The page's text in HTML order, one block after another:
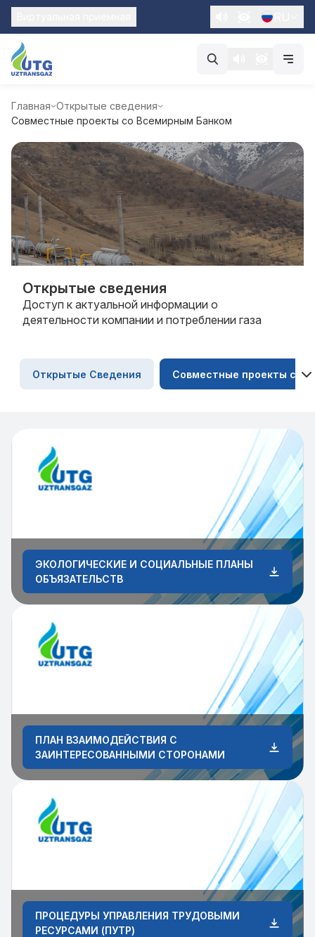
Главная Открытые сведения
Совместные проекты со Всемирным Банком
Открытые сведения
Доступ к актуальной информации о
деятельности компании и потреблении газа
Открытые Сведения Совместные проекты со
ЭКОЛОГИЧЕСКИЕ И СОЦИАЛЬНЫЕ ПЛАНЫ
ОБЪЯЗАТЕЛЬСТВ
ПЛАН ВЗАИМОДЕЙСТВИЯ С
ЗАИНТЕРЕСОВАННЫМИ СТОРОНАМИ
ПРОЦЕДУРЫ УПРАВЛЕНИЯ ТРУДОВЫМИ
РЕСУРСАМИ (ПУТР)